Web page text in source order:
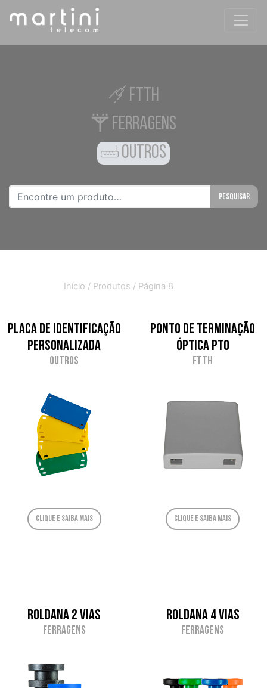
FTTH
FERRAGENS
OUTROS
Pesquisar
Início / Produtos / Página 8
PLACA DE IDENTIFICAÇÃO
PERSONALIZADA
Outros
Clique e saiba mais
Ponto de Terminação
Óptica PTO
FTTH
Clique e saiba mais
Roldana 2 vias
Ferragens
Roldana 4 vias
Ferragens